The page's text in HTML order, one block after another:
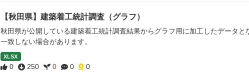
【秋田県】建築着工統計調査（グラフ）
秋田県が公開している建築着工統計調査結果からグラフ用に加工したデータ
一致しない場合があります。
XLSX
0 250 0 0 0